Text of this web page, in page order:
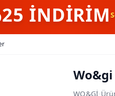
İNDİRİM
WO&GI·